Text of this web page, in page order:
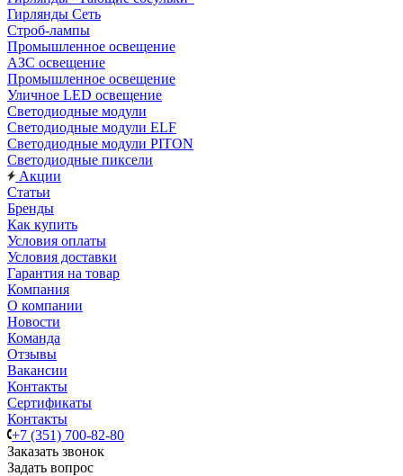
Гирлянды Сеть
Строб-лампы
Промышленное освещение
АЗС освещение
Промышленное освещение
Уличное LED освещение
Светодиодные модули
Светодиодные модули ELF
Светодиодные модули PITON
Светодиодные пиксели
Акции
Статьи
Бренды
Как купить
Условия оплаты
Условия доставки
Гарантия на товар
Компания
О компании
Новости
Команда
Отзывы
Вакансии
Контакты
Сертификаты
Контакты
+7 (351) 700-82-80
Заказать звонок
Задать вопрос